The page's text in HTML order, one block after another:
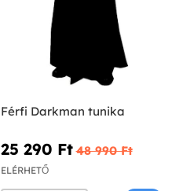
Férfi Darkman tunika
25 290 Ft‎ 48 990 Ft‎
ELÉRHETŐ